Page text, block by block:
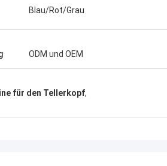
Blau/Rot/Grau
ODM und OEM
für den Tellerkopf,